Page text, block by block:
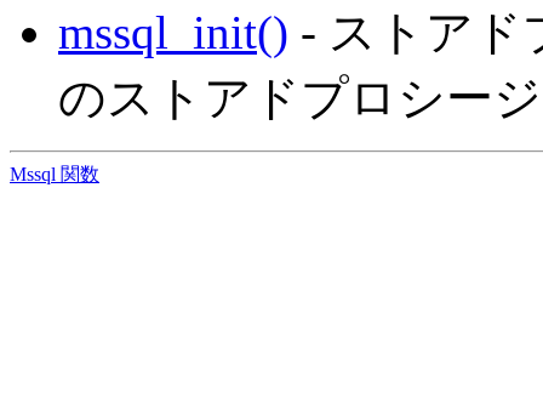
mssql_init() - ストアド
のストアドプロシー
Mssql 関数